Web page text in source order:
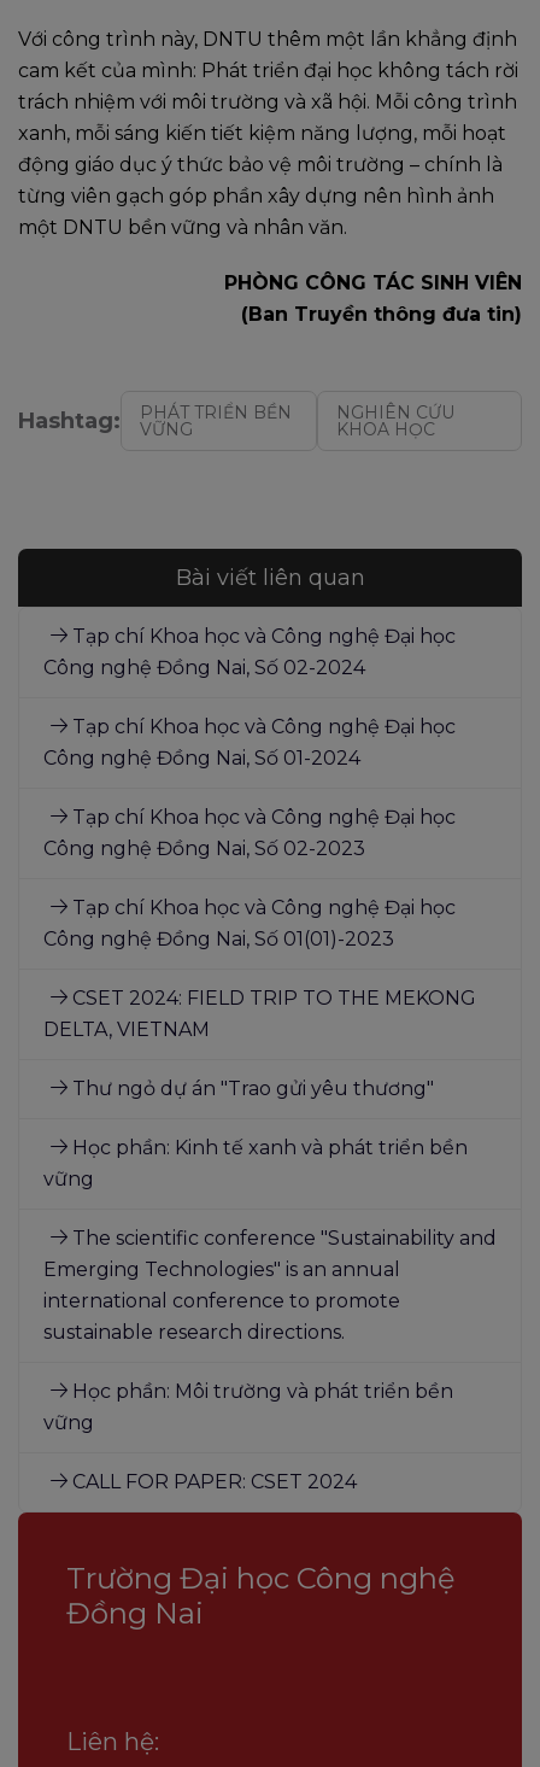
Với công trình này, DNTU thêm một lần khẳng định
cam kết của mình: Phát triển đại học không tách rời
trách nhiệm với môi trường và xã hội. Mỗi công trình
xanh, mỗi sáng kiến tiết kiệm năng lượng, mỗi hoạt
động giáo dục ý thức bảo vệ môi trường – chính là
từng viên gạch góp phần xây dựng nên hình ảnh
một DNTU bền vững và nhân văn.
PHÒNG CÔNG TÁC SINH VIÊN
(Ban Truyền thông đưa tin)
Hashtag: PHÁT TRIỂN BỀN
VỮNG
NGHIÊN CỨU
KHOA HỌC
Bài viết liên quan
Tạp chí Khoa học và Công nghệ Đại học
Công nghệ Đồng Nai, Số 02-2024
Tạp chí Khoa học và Công nghệ Đại học
Công nghệ Đồng Nai, Số 01-2024
Tạp chí Khoa học và Công nghệ Đại học
Công nghệ Đồng Nai, Số 02-2023
Tạp chí Khoa học và Công nghệ Đại học
Công nghệ Đồng Nai, Số 01(01)-2023
CSET 2024: FIELD TRIP TO THE MEKONG
DELTA, VIETNAM
Thư ngỏ dự án "Trao gửi yêu thương"
Học phần: Kinh tế xanh và phát triển bền
vững
The scientific conference "Sustainability and
Emerging Technologies" is an annual
international conference to promote
sustainable research directions.
Học phần: Môi trường và phát triển bền
vững
CALL FOR PAPER: CSET 2024
Trường Đại học Công nghệ
Đồng Nai
Liên hệ: